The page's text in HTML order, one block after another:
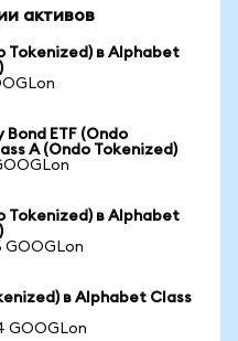
активов
Tokenized) в Alphabet
Bond ETF (Ondo
A (Ondo Tokenized)
Tokenized) в Alphabet
GOOGLon
в Alphabet Class
GOOGLon